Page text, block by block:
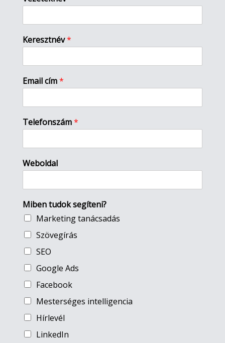
Keresztnév*
Email cím*
Telefonszám*
Weboldal
Miben tudok segíteni?
Marketing tanácsadás
Szövegírás
SEO
Google Ads
Facebook
Mesterséges intelligencia
Hírlevél
LinkedIn